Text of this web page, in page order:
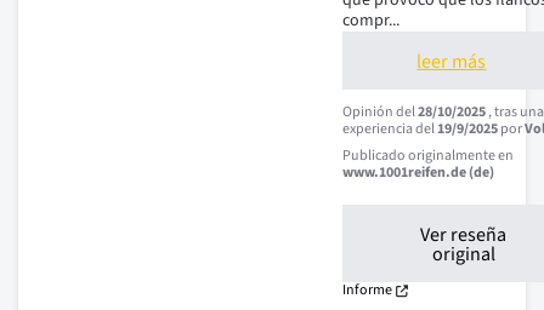
compr...
leer más
Opinión del28/10/2025, tras una
experiencia del19/9/2025por
Publicado originalmente en
www.1001reifen.de (de)
Ver reseña
original
Informe